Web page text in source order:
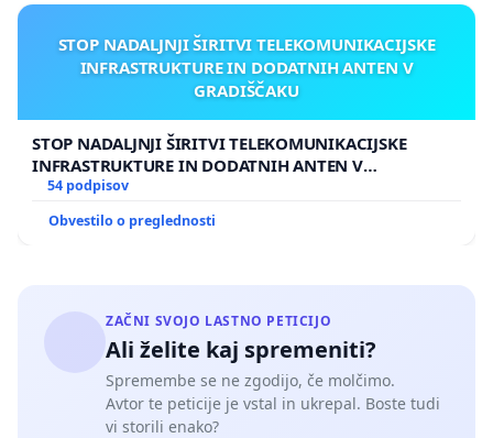
STOP NADALJNJI ŠIRITVI TELEKOMUNIKACIJSKE
INFRASTRUKTURE IN DODATNIH ANTEN V
GRADIŠČAKU
STOP NADALJNJI ŠIRITVI TELEKOMUNIKACIJSKE
INFRASTRUKTURE IN DODATNIH ANTEN V
GRADIŠČAKU
54 podpisov
Obvestilo o preglednosti
ZAČNI SVOJO LASTNO PETICIJO
Ali želite kaj spremeniti?
Spremembe se ne zgodijo, če molčimo.
Avtor te peticije je vstal in ukrepal. Boste tudi
vi storili enako?